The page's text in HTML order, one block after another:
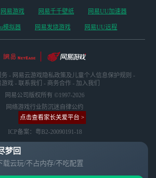
梦回
载云玩/不占内存/不吃配置
网易游戏 网易千千壁纸 网易UU加速器
模拟器 网易发烧游戏 网易UU远程
务 - 网易云游戏隐私政策及儿童个人信息保护规则 -
游戏 - 联系我们 - 商务合作 - 加入我们
网易公司版权所有 ©1997-2026
网络游戏行业防沉迷自律公约
点击查看家长关爱平台 >
ICP备案：粤B2-20090191-18